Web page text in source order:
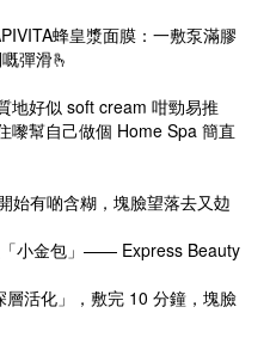
蜂皇漿面膜：一敷泵滿膠
彈滑🫰
地好似 soft cream 咁勁易推
嚟幫自己做個 Home Spa 簡直
始有啲含糊，塊臉望落去又攰
小金包」—— Express Beauty
層活化」，敷完 10 分鐘，塊臉